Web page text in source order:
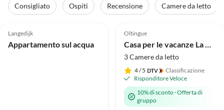
Consigliato Ospiti Recensione Camere da letto
Annuncio in
Alto
Langedijk
Appartamento sul acqua
Annuncio in
Alto
Oltingue
Casa per le vacanze La Maisonnette
3 Camere da letto
4/ 5
Classificazione
Risponditore Veloce
10% di sconto·Offerta di
gruppo